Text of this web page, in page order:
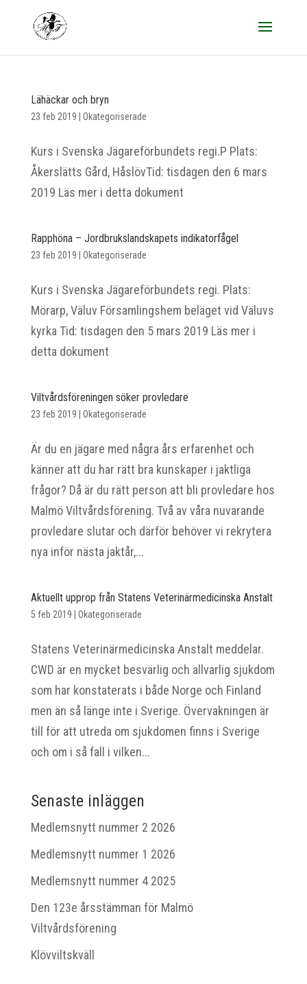
Lähäckar och bryn
23 feb 2019 Okategoriserade
Kurs i Svenska Jägareförbundets regi.P Plats:
Åkerslätts Gård, HåslövTid: tisdagen den 6 mars
2019 Läs mer i detta dokument
Rapphöna – Jordbrukslandskapets indikatorfågel
23 feb 2019 Okategoriserade
Kurs i Svenska Jägareförbundets regi. Plats:
Mörarp, Väluv Församlingshem beläget vid Väluvs
kyrka Tid: tisdagen den 5 mars 2019 Läs mer i
detta dokument
Viltvårdsföreningen söker provledare
23 feb 2019 Okategoriserade
Är du en jägare med några års erfarenhet och
känner att du har rätt bra kunskaper i jaktliga
frågor? Då är du rätt person att bli provledare hos
Malmö Viltvårdsförening. Två av våra nuvarande
provledare slutar och därför behöver vi rekrytera
nya inför nästa jaktår,...
Aktuellt upprop från Statens Veterinärmedicinska Anstalt
5 feb 2019 Okategoriserade
Statens Veterinärmedicinska Anstalt meddelar.
CWD är en mycket besvärlig och allvarlig sjukdom
som har konstaterats i både Norge och Finland
men än så länge inte i Sverige. Övervakningen är
till för att utreda om sjukdomen finns i Sverige
och om i så fall i vilken...
Senaste inläggen
Medlemsnytt nummer 2 2026
Medlemsnytt nummer 1 2026
Medlemsnytt nummer 4 2025
Den 123e årsstämman för Malmö
Viltvårdsförening
Klövviltskväll